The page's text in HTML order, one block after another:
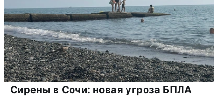
Сирены в Сочи: новая угроза БПЛА